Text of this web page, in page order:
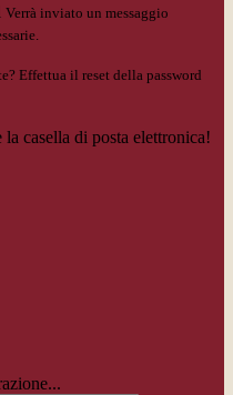
Verrà inviato un messaggio
Effettua il reset della password
casella di posta elettronica!